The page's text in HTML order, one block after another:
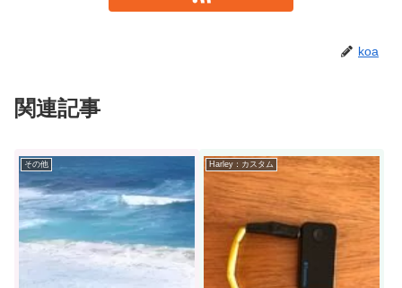
koa
関連記事
その他 Harley：カスタム